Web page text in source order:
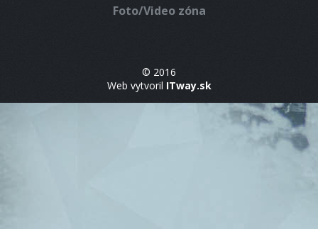
Foto/Video zóna
© 2016
Web vytvoril ITway.sk